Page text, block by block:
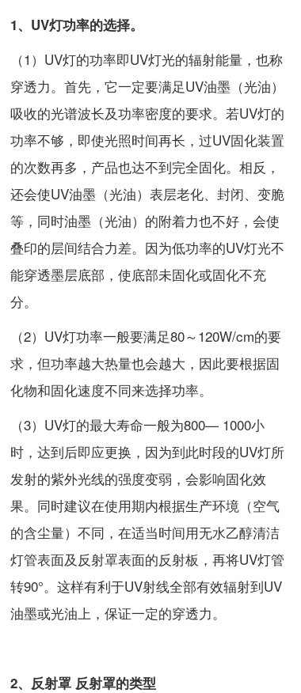
1、UV灯功率的选择。
（1）UV灯的功率即UV灯光的辐射能量，也称
穿透力。首先，它一定要满足UV油墨（光油）
吸收的光谱波长及功率密度的要求。若UV灯的
功率不够，即使光照时间再长，过UV固化装置
的次数再多，产品也达不到完全固化。相反，
还会使UV油墨（光油）表层老化、封闭、变脆
等，同时油墨（光油）的附着力也不好，会使
叠印的层间结合力差。因为低功率的UV灯光不
能穿透墨层底部，使底部未固化或固化不充
分。
（2）UV灯功率一般要满足80～120W/cm的要
求，但功率越大热量也会越大，因此要根据固
化物和固化速度不同来选择功率。
（3）UV灯的最大寿命一般为800— 1000小
时，达到后即应更换，因为到此时段的UV灯所
发射的紫外光线的强度变弱，会影响固化效
果。同时建议在使用期内根据生产环境（空气
的含尘量）不同，在适当时间用无水乙醇清洁
灯管表面及反射罩表面的反射板，再将UV灯管
转90°。这样有利于UV射线全部有效辐射到UV
油墨或光油上，保证一定的穿透力。
2、反射罩 反射罩的类型